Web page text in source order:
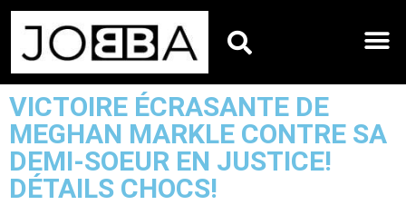
VICTOIRE ÉCRASANTE DE
MEGHAN MARKLE CONTRE SA
DEMI-SOEUR EN JUSTICE!
DÉTAILS CHOCS!